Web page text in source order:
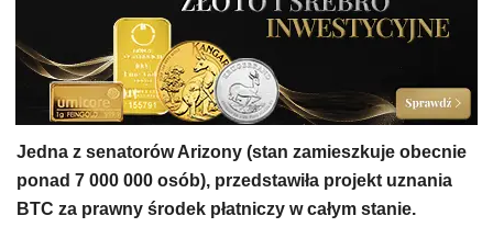
Jedna z senatorów Arizony (stan zamieszkuje obecnie
ponad 7 000 000 osób), przedstawiła projekt uznania
BTC za prawny środek płatniczy w całym stanie.